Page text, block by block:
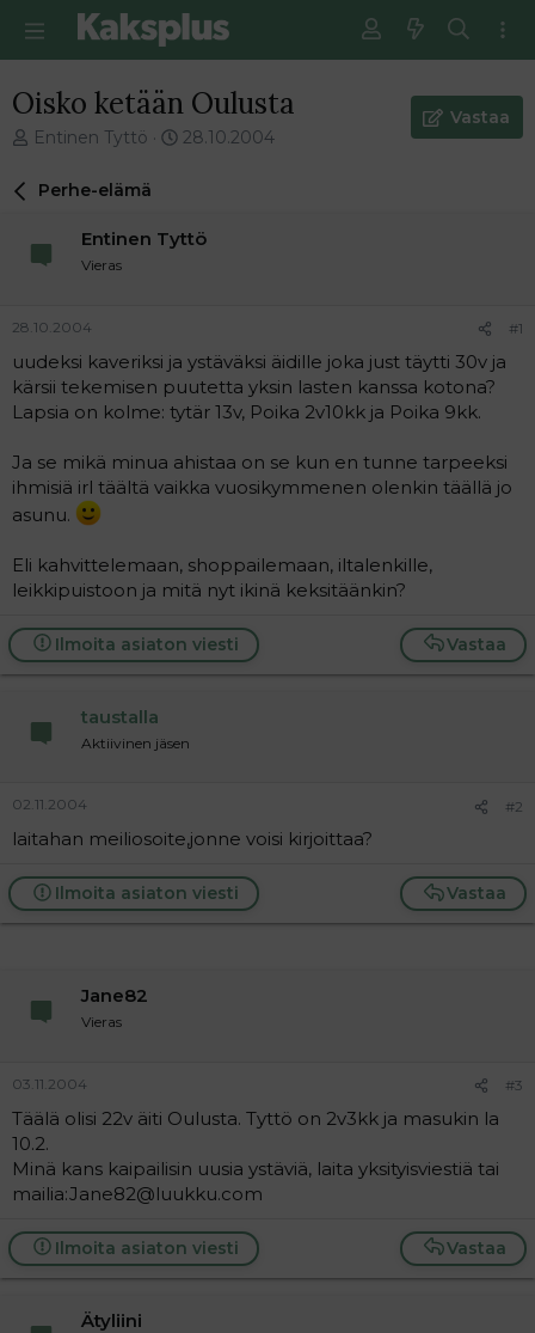
Oisko ketään Oulusta
V
e
i
t
u
n
a
o
t
t
a
Entinen Tyttö
E
m
m
n
v
i
s
28.10.2004
Vastaa
Perhe-elämä
Entinen Tyttö
Vieras
28.10.2004 #1
uudeksi kaveriksi ja ystäväksi äidille joka just täytti 30v ja
kärsii tekemisen puutetta yksin lasten kanssa kotona?
Lapsia on kolme: tytär 13v, Poika 2v10kk ja Poika 9kk.
Ja se mikä minua ahistaa on se kun en tunne tarpeeksi
ihmisiä irl täältä vaikka vuosikymmenen olenkin täällä jo
asunu.
Eli kahvittelemaan, shoppailemaan, iltalenkille,
leikkipuistoon ja mitä nyt ikinä keksitäänkin?
Vastaa
Ilmoita asiaton viesti
taustalla
Aktiivinen jäsen
02.11.2004 #2
laitahan meiliosoite,jonne voisi kirjoittaa?
Vastaa
Ilmoita asiaton viesti
Jane82
Vieras
03.11.2004 #3
Täälä olisi 22v äiti Oulusta. Tyttö on 2v3kk ja masukin la
10.2.
Minä kans kaipailisin uusia ystäviä, laita yksityisviestiä tai
mailia:Jane82@luukku.com
Vastaa
Ilmoita asiaton viesti
Ätyliini